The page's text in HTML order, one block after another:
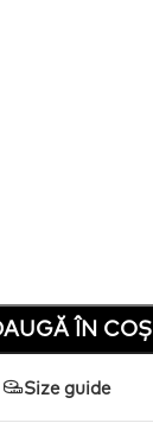
ÎN COȘ
Size guide